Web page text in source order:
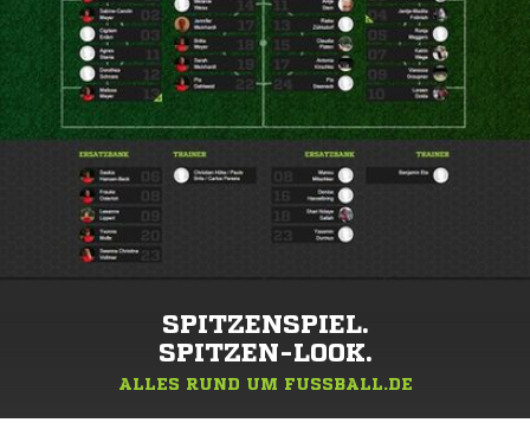
SPITZENSPIEL.
SPITZEN-LOOK.
ALLES RUND UM FUSSBALL.DE